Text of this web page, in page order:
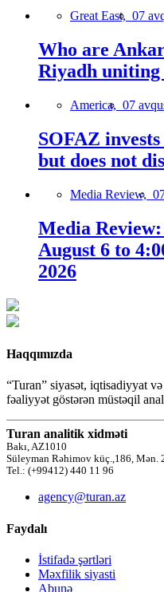
Great East, 07
Who are
Riyadh uniting
America, 07
SOFAZ
but does not
Media Review,
Media
August 6 to
2026
Haqqımızda
“Turan” siyasət, iqtisadiyyat
fəaliyyət göstərən müstəqil
Turan analitik xidməti
Bakı, AZ1010
Süleyman Rəhimov küç.,186, Mən.
Tel.: (+99412) 440 11 96
agency@turan.az
Faydalı
İstifadə şərtləri
Məxfilik siyasti
Abunə